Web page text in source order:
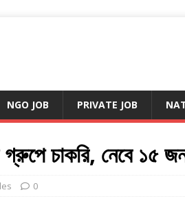
NGO JOB PRIVATE JOB
গ্রুপে চাকরি, নেবে ১৫
0